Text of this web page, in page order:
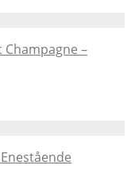
Champagne –